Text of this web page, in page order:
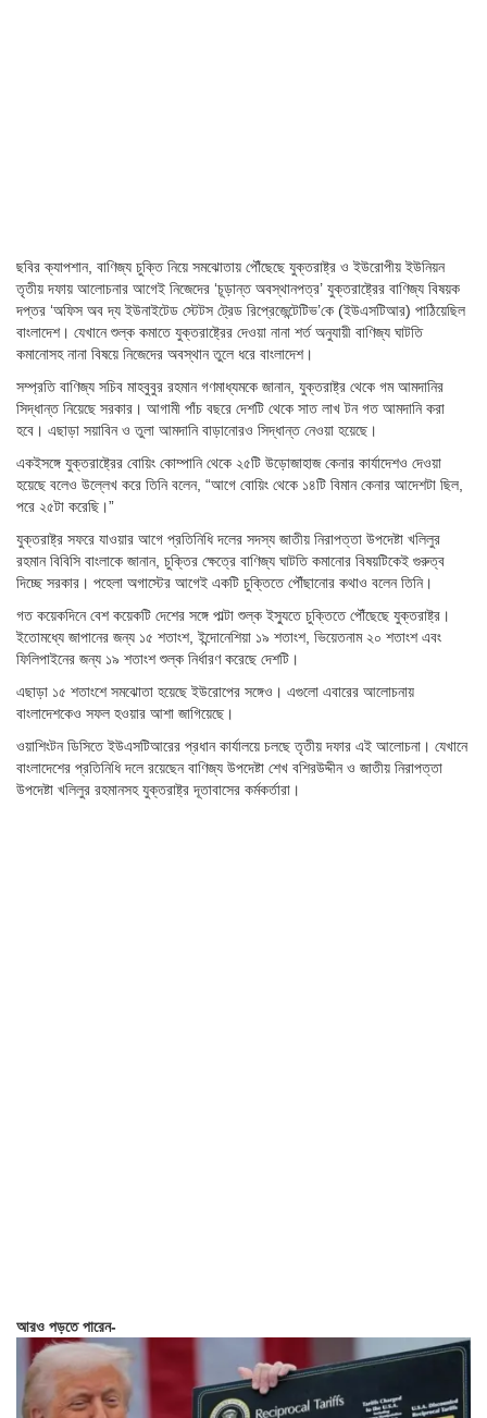
ছবির ক্যাপশান, বাণিজ্য চুক্তি নিয়ে সমঝোতায় পৌঁছেছে যুক্তরাষ্ট্র ও ইউরোপীয় ইউনিয়ন
তৃতীয় দফায় আলোচনার আগেই নিজেদের ‘চূড়ান্ত অবস্থানপত্র’ যুক্তরাষ্ট্রের বাণিজ্য বিষয়ক
দপ্তর ‘অফিস অব দ্য ইউনাইটেড স্টেটস ট্রেড রিপ্রেজেন্টেটিভ’কে (ইউএসটিআর) পাঠিয়েছিল
বাংলাদেশ। যেখানে শুল্ক কমাতে যুক্তরাষ্ট্রের দেওয়া নানা শর্ত অনুযায়ী বাণিজ্য ঘাটতি
কমানোসহ নানা বিষয়ে নিজেদের অবস্থান তুলে ধরে বাংলাদেশ।
সম্প্রতি বাণিজ্য সচিব মাহবুবুর রহমান গণমাধ্যমকে জানান, যুক্তরাষ্ট্র থেকে গম আমদানির
সিদ্ধান্ত নিয়েছে সরকার। আগামী পাঁচ বছরে দেশটি থেকে সাত লাখ টন গত আমদানি করা
হবে। এছাড়া সয়াবিন ও তুলা আমদানি বাড়ানোরও সিদ্ধান্ত নেওয়া হয়েছে।
একইসঙ্গে যুক্তরাষ্ট্রের বোয়িং কোম্পানি থেকে ২৫টি উড়োজাহাজ কেনার কার্যাদেশও দেওয়া
হয়েছে বলেও উল্লেখ করে তিনি বলেন, “আগে বোয়িং থেকে ১৪টি বিমান কেনার আদেশটা ছিল,
পরে ২৫টা করেছি।”
যুক্তরাষ্ট্র সফরে যাওয়ার আগে প্রতিনিধি দলের সদস্য জাতীয় নিরাপত্তা উপদেষ্টা খলিলুর
রহমান বিবিসি বাংলাকে জানান, চুক্তির ক্ষেত্রে বাণিজ্য ঘাটতি কমানোর বিষয়টিকেই গুরুত্ব
দিচ্ছে সরকার। পহেলা অগাস্টের আগেই একটি চুক্তিতে পৌঁছানোর কথাও বলেন তিনি।
গত কয়েকদিনে বেশ কয়েকটি দেশের সঙ্গে পাল্টা শুল্ক ইস্যুতে চুক্তিতে পৌঁছেছে যুক্তরাষ্ট্র।
ইতোমধ্যে জাপানের জন্য ১৫ শতাংশ, ইন্দোনেশিয়া ১৯ শতাংশ, ভিয়েতনাম ২০ শতাংশ এবং
ফিলিপাইনের জন্য ১৯ শতাংশ শুল্ক নির্ধারণ করেছে দেশটি।
এছাড়া ১৫ শতাংশে সমঝোতা হয়েছে ইউরোপের সঙ্গেও। এগুলো এবারের আলোচনায়
বাংলাদেশকেও সফল হওয়ার আশা জাগিয়েছে।
ওয়াশিংটন ডিসিতে ইউএসটিআরের প্রধান কার্যালয়ে চলছে তৃতীয় দফার এই আলোচনা। যেখানে
বাংলাদেশের প্রতিনিধি দলে রয়েছেন বাণিজ্য উপদেষ্টা শেখ বশিরউদ্দীন ও জাতীয় নিরাপত্তা
উপদেষ্টা খলিলুর রহমানসহ যুক্তরাষ্ট্র দূতাবাসের কর্মকর্তারা।
আরও পড়তে পারেন-